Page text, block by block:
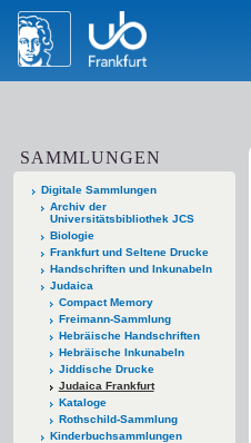
SAMMLUNGEN
Digitale Sammlungen
Archiv der
Universitätsbibliothek JCS
Biologie
Frankfurt und Seltene Drucke
Handschriften und Inkunabeln
Judaica
Compact Memory
Freimann-Sammlung
Hebräische Handschriften
Hebräische Inkunabeln
Jiddische Drucke
Judaica Frankfurt
Kataloge
Rothschild-Sammlung
Kinderbuchsammlungen